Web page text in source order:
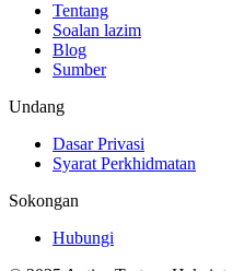
Tentang
Soalan lazim
Blog
Sumber
Undang
Dasar Privasi
Syarat Perkhidmatan
Sokongan
Hubungi